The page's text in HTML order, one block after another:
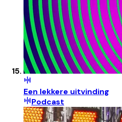
Een lekkere uitvinding
Podcast